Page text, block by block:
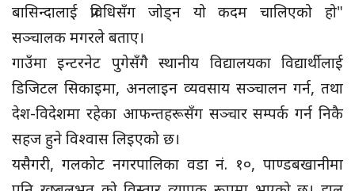
बासिन्दालाई प्रविधिसँग जोड्न यो कदम चालिएको हो"
सञ्चालक मगरले बताए।
गाउँमा इन्टरनेट पुगेसँगै स्थानीय विद्यालयका विद्यार्थीलाई
डिजिटल सिकाइमा, अनलाइन व्यवसाय सञ्चालन गर्न, तथा
देश-विदेशमा रहेका आफन्तहरूसँग सञ्चार सम्पर्क गर्न निकै
सहज हुने विश्वास लिइएको छ।
यसैगरी, गलकोट नगरपालिका वडा नं. १०, पाण्डबखानीमा